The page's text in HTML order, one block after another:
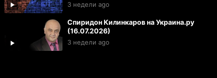
3 недели ago
Спиридон Килинкаров на Украина.ру
(16.07.2026)
3 недели ago